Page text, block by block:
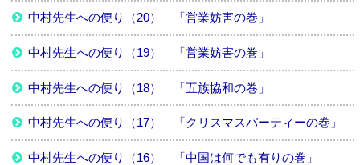
中村先生への便り（20） 「営業妨害の巻」
中村先生への便り（19） 「営業妨害の巻」
中村先生への便り（18） 「五族協和の巻」
中村先生への便り（17） 「クリスマスパーティーの巻」
中村先生への便り（16） 「中国は何でも有りの巻」